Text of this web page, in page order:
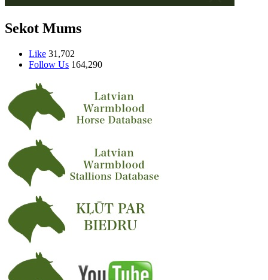
Sekot Mums
Like 31,702
Follow Us 164,290